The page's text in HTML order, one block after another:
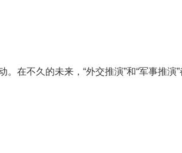
不久的未来，“外交推演”和“军事推演